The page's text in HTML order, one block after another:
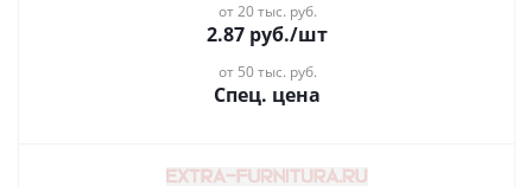
от 20 тыс. руб.
2.87 руб./шт
от 50 тыс. руб.
Спец. цена